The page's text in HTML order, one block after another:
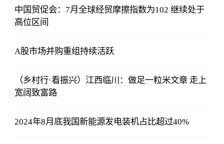
中国贸促会：7月全球经贸摩擦指数为102 继续处于
高位区间
A股市场并购重组持续活跃
（乡村行·看振兴）江西临川：做足一粒米文章 走上
宽阔致富路
2024年8月底我国新能源发电装机占比超过40%